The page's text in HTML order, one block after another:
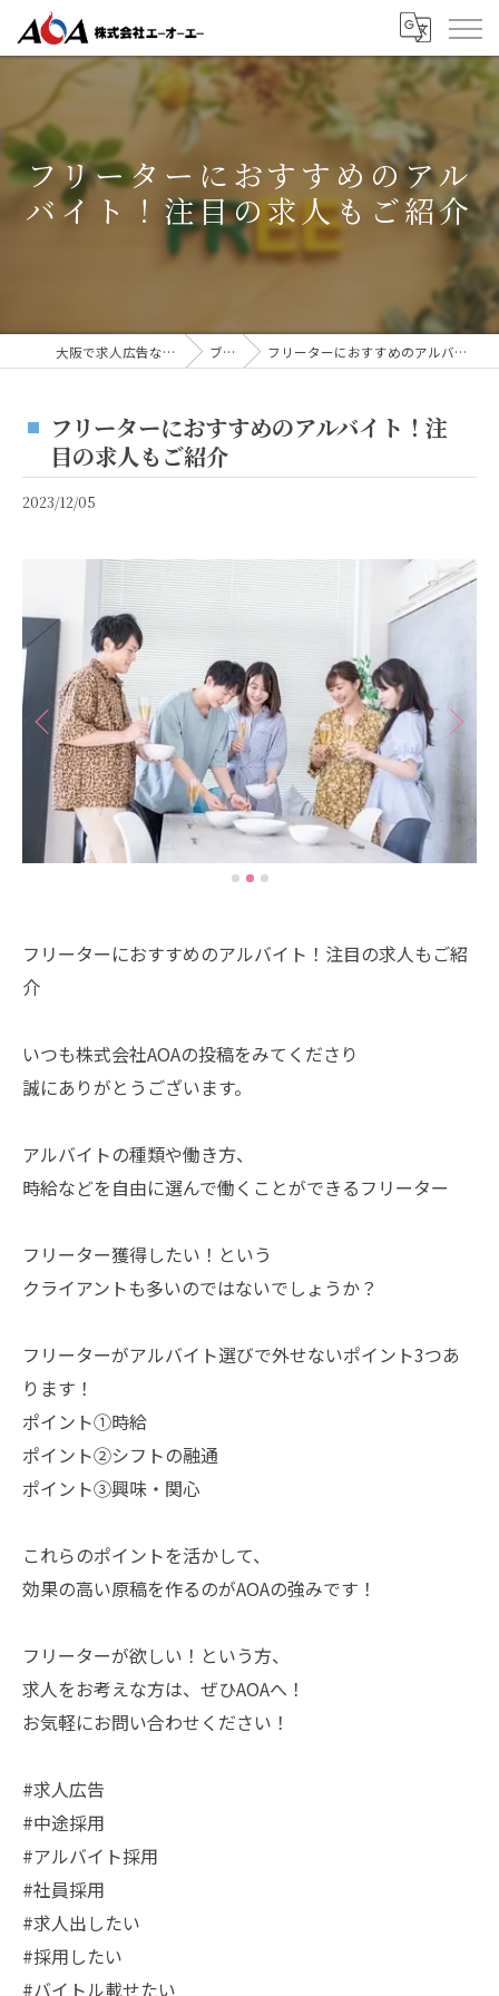
フリーターにおすすめのアル
バイト！注目の求人もご紹介
大阪で求人広告なら株式会社AOA ブログ フリーターにおすすめのアルバイト！注目の求人もご紹介
フリーターにおすすめのアルバイト！注
目の求人もご紹介
2023/12/05
フリーターにおすすめのアルバイト！注目の求人もご紹
介
いつも株式会社AOAの投稿をみてくださり
誠にありがとうございます。
アルバイトの種類や働き方、
時給などを自由に選んで働くことができるフリーター
フリーター獲得したい！という
クライアントも多いのではないでしょうか？
フリーターがアルバイト選びで外せないポイント3つあ
ります！
ポイント①時給
ポイント②シフトの融通
ポイント③興味・関心
これらのポイントを活かして、
効果の高い原稿を作るのがAOAの強みです！
フリーターが欲しい！という方、
求人をお考えな方は、ぜひAOAへ！
お気軽にお問い合わせください！
#求人広告
#中途採用
#アルバイト採用
#社員採用
#求人出したい
#採用したい
#バイトル載せたい